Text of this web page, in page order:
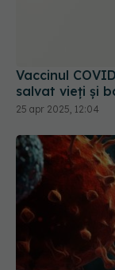
salvat vieți și